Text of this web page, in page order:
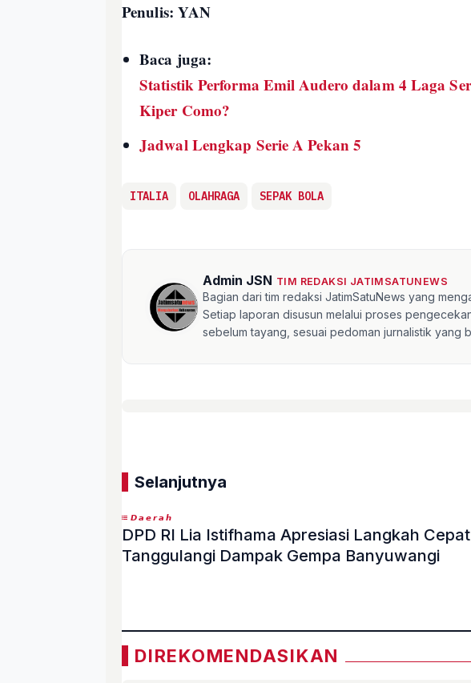
Penulis: YAN
Baca juga:
Statistik Performa Emil Audero dalam 4 Laga
Kiper Como?
Jadwal Lengkap Serie A Pekan 5
ITALIA OLAHRAGA SEPAK BOLA
Admin JSN TIM REDAKSI JATIMSATUNEWS
Bagian dari tim redaksi JatimSatuNews yang
Setiap laporan disusun melalui proses
sebelum tayang, sesuai pedoman jurnalistik yang
Selanjutnya
𝘿𝙖𝙚𝙧𝙖𝙝
DPD RI Lia Istifhama Apresiasi Langkah
Tanggulangi Dampak Gempa Banyuwangi
DIREKOMENDASIKAN